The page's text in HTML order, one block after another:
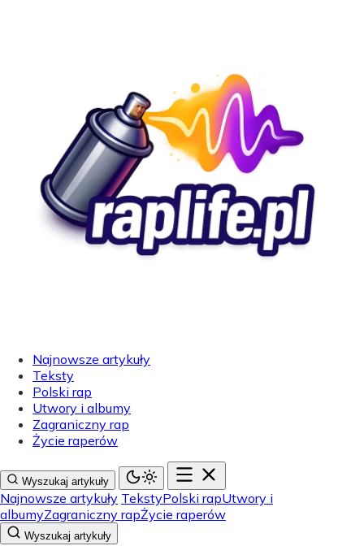
Najnowsze artykuły
Teksty
Polski rap
Utwory i albumy
Zagraniczny rap
Życie raperów
Wyszukaj artykuły
Najnowsze artykuły TekstyPolski rapUtwory i
albumyZagraniczny rapŻycie raperów
Wyszukaj artykuły